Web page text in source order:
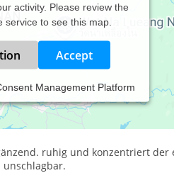
activity. Please review the
service to see this map.
Accept
Management Platform
ruhig und konzentriert der